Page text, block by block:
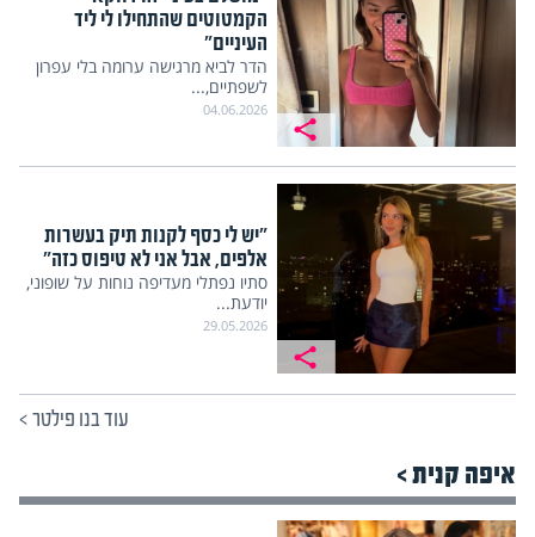
הקמטוטים שהתחילו לי ליד
העיניים"
הדר לביא מרגישה ערומה בלי עפרון
לשפתיים,...
04.06.2026
"יש לי כסף לקנות תיק בעשרות
אלפים, אבל אני לא טיפוס כזה"
סתיו נפתלי מעדיפה נוחות על שופוני,
יודעת...
29.05.2026
עוד בנו פילטר>
איפה קנית >